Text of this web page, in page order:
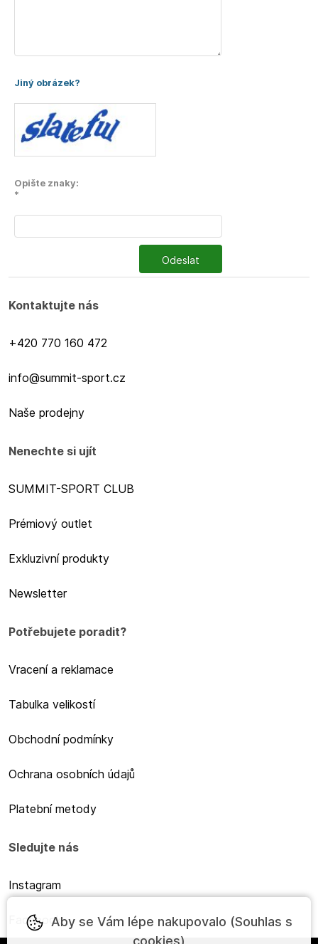
Jiný obrázek?
Opište znaky:
*
Odeslat
Kontaktujte nás
+420 770 160 472
info@summit-sport.cz
Naše prodejny
Nenechte si ujít
SUMMIT-SPORT CLUB
Prémiový outlet
Exkluzivní produkty
Newsletter
Potřebujete poradit?
Vracení a reklamace
Tabulka velikostí
Obchodní podmínky
Ochrana osobních údajů
Platební metody
Sledujte nás
Instagram
FacebookAby se Vám lépe nakupovalo (Souhlas s
cookies)